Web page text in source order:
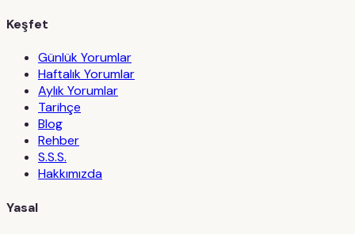
Keşfet
Günlük Yorumlar
Haftalık Yorumlar
Aylık Yorumlar
Tarihçe
Blog
Rehber
S.S.S.
Hakkımızda
Yasal